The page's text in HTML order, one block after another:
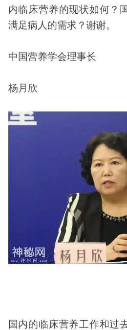
内临床营养的现状如何？
满足病人的需求？谢谢。
中国营养学会理事长
杨月欣
国内的临床营养工作和过